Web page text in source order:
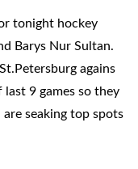
tonight hockey
Barys Nur Sultan.
agains
9 games so they
seaking top spots